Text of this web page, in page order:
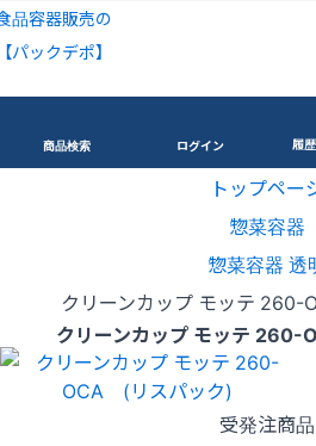
品容器販売の
【パックデポ】
商品検索 ログイン 履
トップペー
惣菜容器
惣菜容器 透
クリーンカップ モッテ
クリーンカップ モッテ
受発注商品